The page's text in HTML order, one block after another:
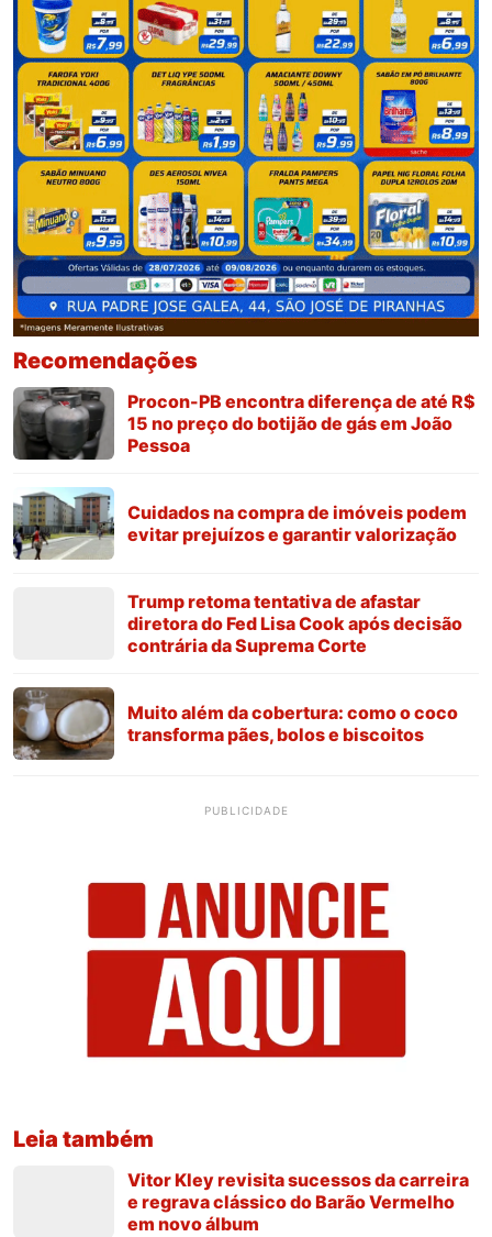
Recomendações
Procon-PB encontra diferença de até R$
15 no preço do botijão de gás em João
Pessoa
Cuidados na compra de imóveis podem
evitar prejuízos e garantir valorização
Trump retoma tentativa de afastar
diretora do Fed Lisa Cook após decisão
contrária da Suprema Corte
Muito além da cobertura: como o coco
transforma pães, bolos e biscoitos
PUBLICIDADE
Leia também
Vitor Kley revisita sucessos da carreira
e regrava clássico do Barão Vermelho
em novo álbum